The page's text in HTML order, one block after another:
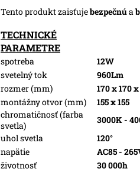
Tento produkt zaisťujebezpečnúa
TECHNICKÉ
PARAMETRE
spotreba
12W
svetelný tok
960Lm
rozmer (mm)
170 x 170 x
montážny otvor (mm)
155 x 155
chromatičnosť (farba
svetla)
3000K -
uhol svetla
120°
napätie
AC85 -
životnosť
30 000h